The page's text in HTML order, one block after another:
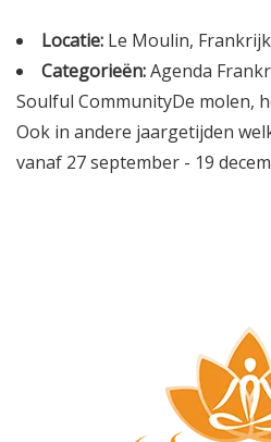
Verblijven
Informatie
Prijzen
Locatie: Le Moulin, Frankrijk
Categorieën:Agenda
Soulful CommunityDe molen,
Ook in andere jaargetijden
vanaf 27 september - 19